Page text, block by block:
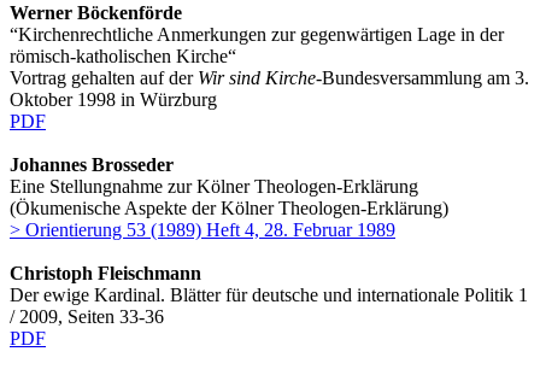
Werner Böckenförde
“Kirchenrechtliche Anmerkungen zur gegenwärtigen Lage in der
römisch-katholischen Kirche“
Vortrag gehalten auf der Wir sind Kirche-Bundesversammlung am 3.
Oktober 1998 in Würzburg
PDF
Johannes Brosseder
Eine Stellungnahme zur Kölner Theologen-Erklärung
(Ökumenische Aspekte der Kölner Theologen-Erklärung)
> Orientierung 53 (1989) Heft 4, 28. Februar 1989
Christoph Fleischmann
Der ewige Kardinal. Blätter für deutsche und internationale Politik 1
/ 2009, Seiten 33-36
PDF